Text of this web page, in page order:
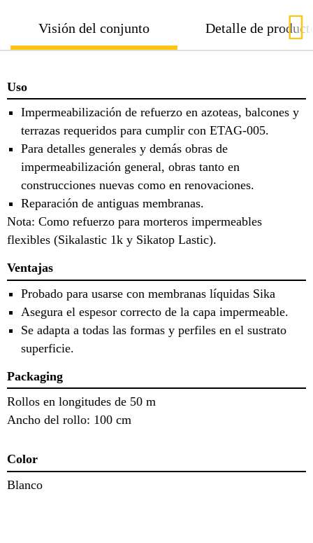
Visión del conjunto Detalle de
Uso
Impermeabilización de refuerzo en azoteas, balcones y
terrazas requeridos para cumplir con ETAG-005.
Para detalles generales y demás obras de
impermeabilización general, obras tanto en
construcciones nuevas como en renovaciones.
Reparación de antiguas membranas.
Nota: Como refuerzo para morteros impermeables
flexibles (Sikalastic 1k y Sikatop Lastic).
Ventajas
Probado para usarse con membranas líquidas Sika
Asegura el espesor correcto de la capa impermeable.
Se adapta a todas las formas y perfiles en el sustrato
superficie.
Packaging
Rollos en longitudes de 50 m
Ancho del rollo: 100 cm
Color
Blanco